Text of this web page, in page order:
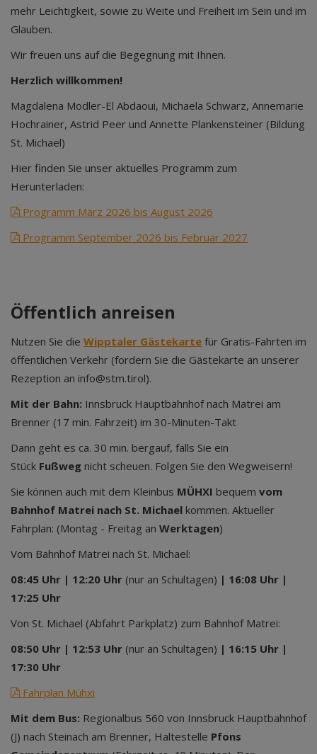
mehr Leichtigkeit, sowie zu Weite und Freiheit im Sein und im
Glauben.
Wir freuen uns auf die Begegnung mit Ihnen.
Herzlich willkommen!
Magdalena Modler-El Abdaoui, Michaela Schwarz, Annemarie
Hochrainer, Astrid Peer und Annette Plankensteiner (Bildung
St. Michael)
Hier finden Sie unser aktuelles Programm zum
Herunterladen:
Programm März 2026 bis August 2026
Programm September 2026 bis Februar 2027
Öffentlich anreisen
Nutzen Sie die Wipptaler Gästekarte für Gratis-Fahrten im
öffentlichen Verkehr (fordern Sie die Gästekarte an unserer
Rezeption an info@stm.tirol).
Mit der Bahn: Innsbruck Hauptbahnhof nach Matrei am
Brenner (17 min. Fahrzeit) im 30-Minuten-Takt
Dann geht es ca. 30 min. bergauf, falls Sie ein
Stück Fußweg nicht scheuen. Folgen Sie den Wegweisern!
Sie können auch mit dem Kleinbus MÜHXI bequem vom
Bahnhof Matrei nach St. Michael kommen. Aktueller
Fahrplan: (Montag - Freitag an Werktagen)
Vom Bahnhof Matrei nach St. Michael:
08:45 Uhr | 12:20 Uhr (nur an Schultagen) | 16:08 Uhr |
17:25 Uhr
Von St. Michael (Abfahrt Parkplatz) zum Bahnhof Matrei:
08:50 Uhr | 12:53 Uhr (nur an Schultagen) | 16:15 Uhr |
17:30 Uhr
Fahrplan Mühxi
Mit dem Bus: Regionalbus 560 von Innsbruck Hauptbahnhof
(J) nach Steinach am Brenner, Haltestelle Pfons